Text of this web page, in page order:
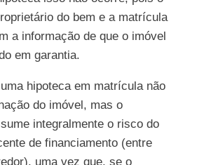
do bem e a matrícula
a informação de que o imóvel
em garantia.
hipoteca em matrícula não
do imóvel, mas o
integralmente o risco do
de financiamento (entre
uma vez que, se o